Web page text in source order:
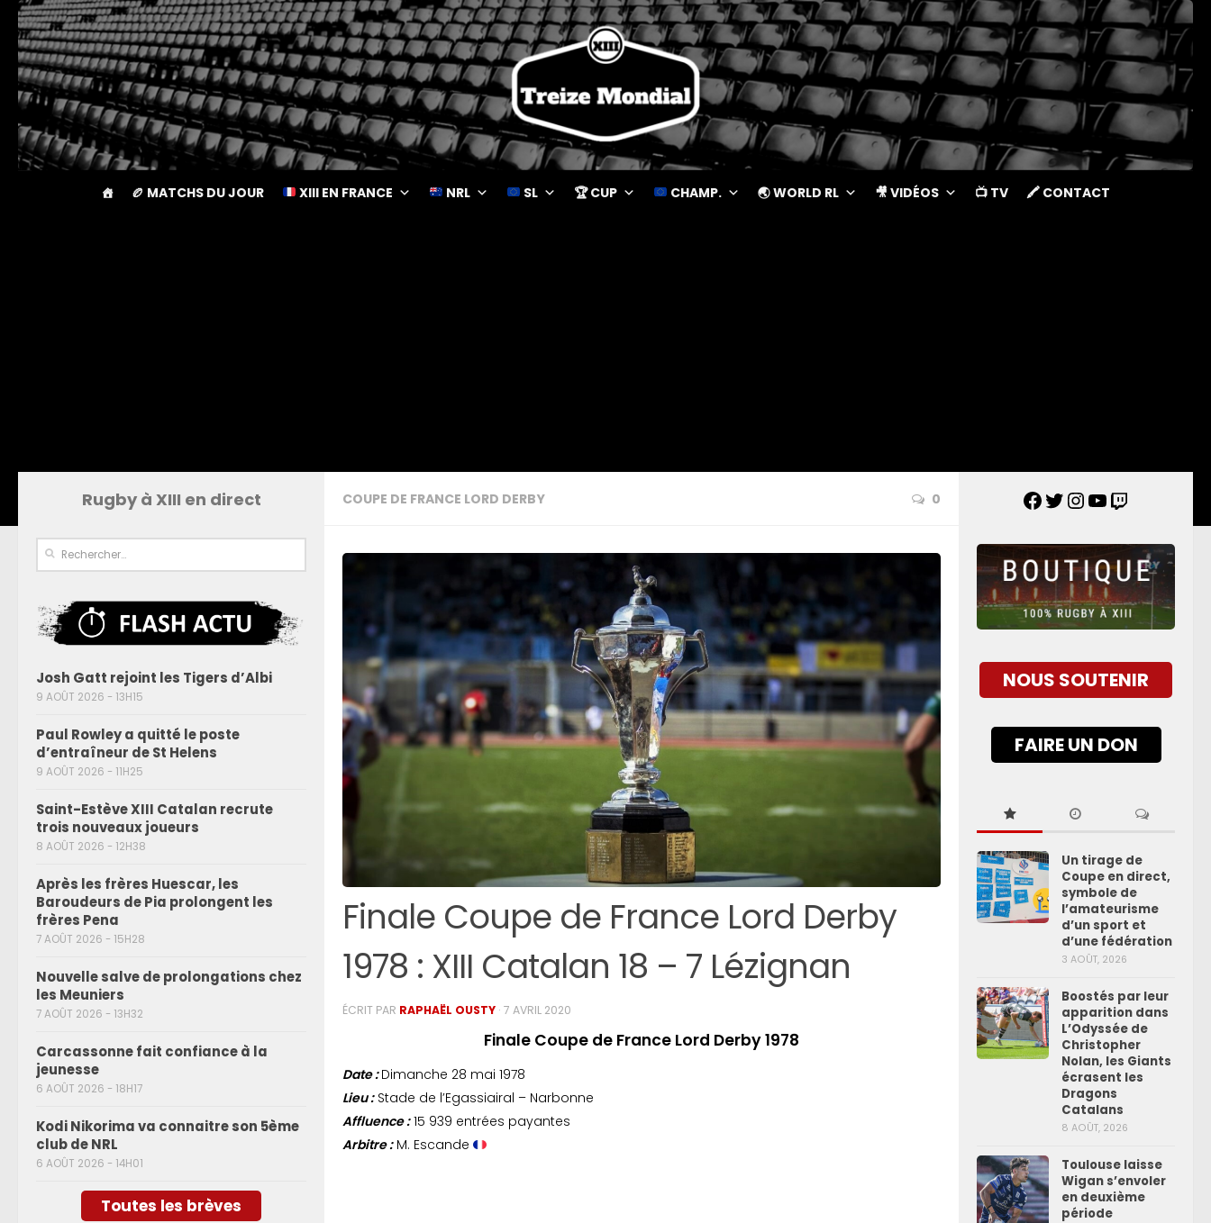
🏉 MATCHS DU JOUR XIII EN FRANCE NRL SL 🏆 CUP CHAMP. 🌏 WORLD RL 🎥 VIDÉOS 📺 TV 🖍 CONTACT
COUPE DE FRANCE LORD DERBY 0
Finale Coupe de France Lord Derby
1978 : XIII Catalan 18 – 7 Lézignan
ÉCRIT PAR RAPHAËL OUSTY · 7 AVRIL 2020
Finale Coupe de France Lord Derby 1978
Date :Dimanche 28 mai 1978
Lieu :Stade de l’Egassiairal – Narbonne
Affluence : 15 939 entrées payantes
Arbitre :M. Escande
Rugby à XIII en direct
Josh Gatt rejoint les Tigers d’Albi
9 AOÛT 2026 - 13H15
Paul Rowley a quitté le poste
d’entraîneur de St Helens
9 AOÛT 2026 - 11H25
Saint-Estève XIII Catalan recrute
trois nouveaux joueurs
8 AOÛT 2026 - 12H38
Après les frères Huescar, les
Baroudeurs de Pia prolongent les
frères Pena
7 AOÛT 2026 - 15H28
Nouvelle salve de prolongations chez
les Meuniers
7 AOÛT 2026 - 13H32
Carcassonne fait confiance à la
jeunesse
6 AOÛT 2026 - 18H17
Kodi Nikorima va connaitre son 5ème
club de NRL
6 AOÛT 2026 - 14H01
Toutes les brèves
NOUS SOUTENIR
FAIRE UN DON
Un tirage de
Coupe en direct,
symbole de
l’amateurisme
d’un sport et
d’une fédération
3 AOÛT, 2026
Boostés par leur
apparition dans
L’Odyssée de
Christopher
Nolan, les Giants
écrasent les
Dragons
Catalans
8 AOÛT, 2026
Toulouse laisse
Wigan s’envoler
en deuxième
période